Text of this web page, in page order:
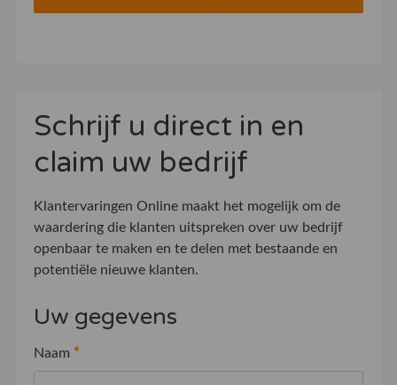
Schrijf u direct in en
claim uw bedrijf
Klantervaringen Online maakt het mogelijk om de
waardering die klanten uitspreken over uw bedrijf
openbaar te maken en te delen met bestaande en
potentiële nieuwe klanten.
Uw gegevens
Naam *